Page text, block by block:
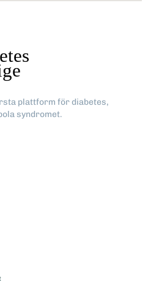
plattform för diabetes,
syndromet.